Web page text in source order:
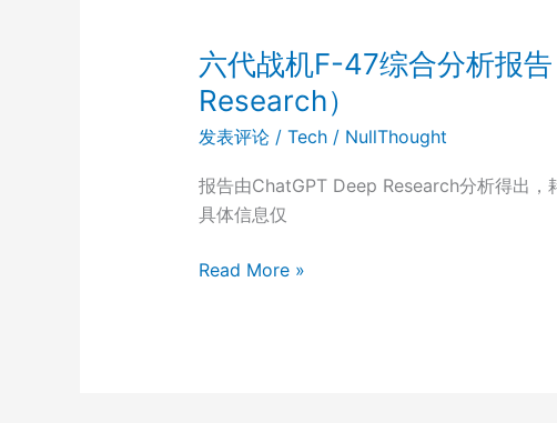
型：
不
只
是
围
工
具，
六代战机F-47综合分析报
Research）
发表评论 / Tech/ NullThought
报告由ChatGPT Deep Research分析得出，
具体信息仅
六
Read More »